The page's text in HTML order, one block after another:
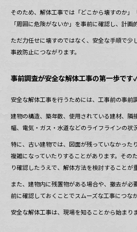
そのため、解体工事では「どこから壊すのか」
「周囲に危険がないか」を事前に確認し、計画
ただ力任せに壊すのではなく、安全な手順で少
事故防止につながります。
事前調査が安全な解体工事の第一歩です
安全な解体工事を行うためには、工事前の事前
建物の構造、築年数、使用されている建材、隣
幅、電気・ガス・水道などのライフラインの状
特に、古い建物では、図面が残っていなかった
複雑になっていたりすることがあります。その
り確認したうえで、解体方法を検討することが
また、建物内に残置物がある場合や、撤去が必
前に確認しておくことでスムーズな工事につなが
安全な解体工事は、現場を知ることから始まりま